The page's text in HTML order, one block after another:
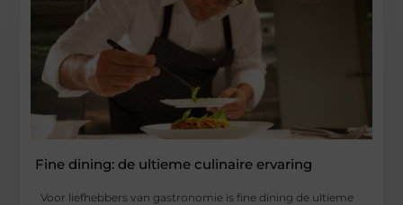
Fine dining: de ultieme culinaire ervaring
Voor liefhebbers van gastronomie is fine dining de ultieme